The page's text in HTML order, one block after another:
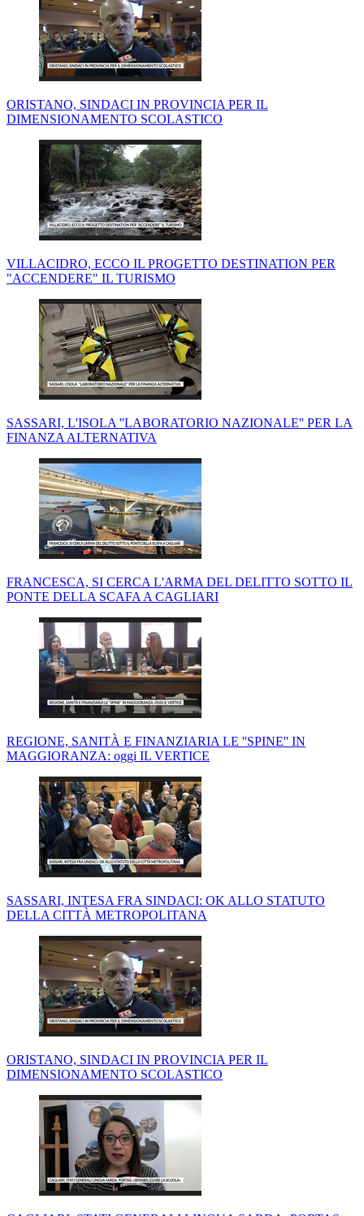
ORISTANO, SINDACI IN PROVINCIA PER IL
DIMENSIONAMENTO SCOLASTICO
VILLACIDRO, ECCO IL PROGETTO DESTINATION PER
"ACCENDERE" IL TURISMO
SASSARI, L'ISOLA ''LABORATORIO NAZIONALE'' PER LA
FINANZA ALTERNATIVA
FRANCESCA, SI CERCA L'ARMA DEL DELITTO SOTTO IL
PONTE DELLA SCAFA A CAGLIARI
REGIONE, SANITÀ E FINANZIARIA LE ''SPINE'' IN
MAGGIORANZA: oggi IL VERTICE
SASSARI, INTESA FRA SINDACI: OK ALLO STATUTO
DELLA CITTÀ METROPOLITANA
ORISTANO, SINDACI IN PROVINCIA PER IL
DIMENSIONAMENTO SCOLASTICO